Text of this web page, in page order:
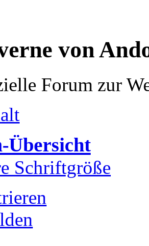
von
Forum zur
Übersicht
Schriftgröße